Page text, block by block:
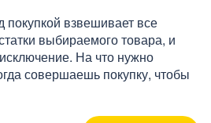
взвешивает все
выбираемого товара, и
На что нужно
совершаешь покупку, чтобы